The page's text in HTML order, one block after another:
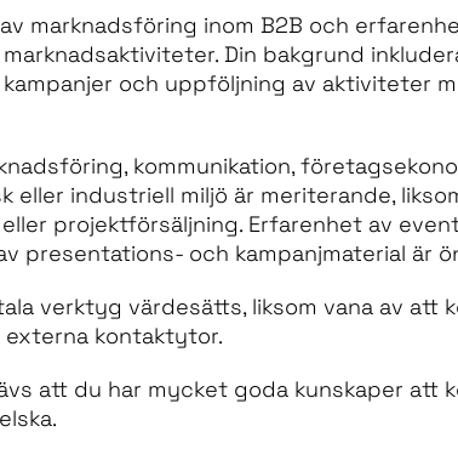
marknadsföring inom B2B och
Din bakgrund
och uppföljning av aktiviteter
kommunikation,
eller industriell miljö är meriterande,
projektförsäljning. Erfarenhet av
presentations- och kampanjmaterial är
verktyg värdesätts, liksom vana av att
externa kontaktytor.
att du har mycket goda kunskaper att